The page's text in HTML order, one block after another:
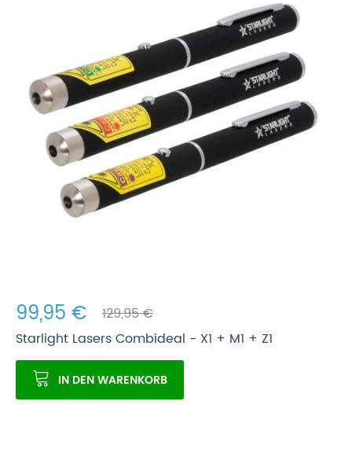
99,95 €
129,95 €
Starlight Lasers Combideal - X1 + M1 + Z1
IN DEN WARENKORB